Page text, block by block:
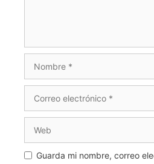
electrónico
Guarda mi nombre, correo